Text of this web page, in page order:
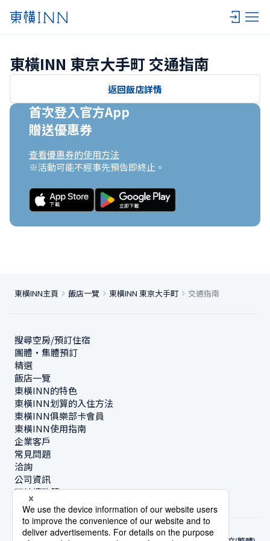
東橫INN 東京大手町 交通指南
返回飯店詳情
首次登入官方App
贈送優惠券
查看優惠券的使用方法
※活動可能不經事先預告即終止。
東橫INN主頁 飯店一覽 東橫INN 東京大手町 交通指南
搜尋空房/預訂住宿
團體・集體預訂
精選
飯店一覽
東橫INN的特色
東橫INN划算的入住方法
東橫INN俱樂部卡會員
東橫INN使用指南
企業客戶
常見問題
洽詢
公司資訊
可持續政策